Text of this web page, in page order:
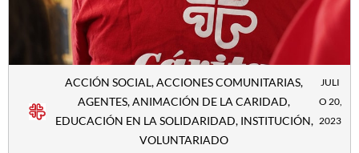
ACCIÓN SOCIAL,ACCIONES COMUNITARIAS,
AGENTES,ANIMACIÓN DE LA CARIDAD,
EDUCACIÓN EN LA SOLIDARIDAD, INSTITUCIÓN,
VOLUNTARIADO
JULI
O 20,
2023